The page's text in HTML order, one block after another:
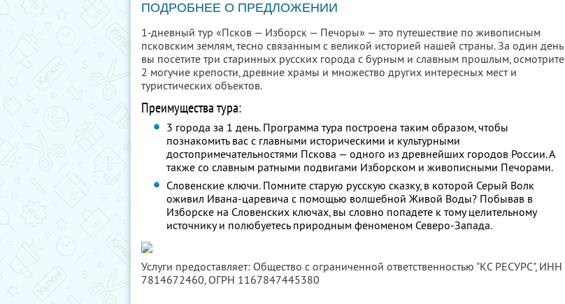
ПОДРОБНЕЕ О ПРЕДЛОЖЕНИИ
1-дневный тур «Псков — Изборск — Печоры» — это путешествие по живописным
псковским землям, тесно связанным с великой историей нашей страны. За один день
вы посетите три старинных русских города с бурным и славным прошлым, осмотрите
2 могучие крепости, древние храмы и множество других интересных мест и
туристических объектов.
Преимущества тура:
3 города за 1 день. Программа тура построена таким образом, чтобы
познакомить вас с главными историческими и культурными
достопримечательностями Пскова — одного из древнейших городов России. А
также со славным ратными подвигами Изборском и живописными Печорами.
Словенские ключи. Помните старую русскую сказку, в которой Серый Волк
оживил Ивана-царевича с помощью волшебной Живой Воды? Побывав в
Изборске на Словенских ключах, вы словно попадете к тому целительному
источнику и полюбуетесь природным феноменом Северо-Запада.
Услуги предоставляет: Общество с ограниченной ответственностью "КС РЕСУРС", ИНН
7814672460, ОГРН 1167847445380